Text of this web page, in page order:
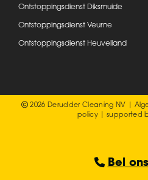
Bel
Ontstoppingsdienst Diksmuide
Ontstoppingsdienst Veurne
Ontstoppingsdienst Heuvelland
2026 Derudder Cleaning NV |
policy | supported